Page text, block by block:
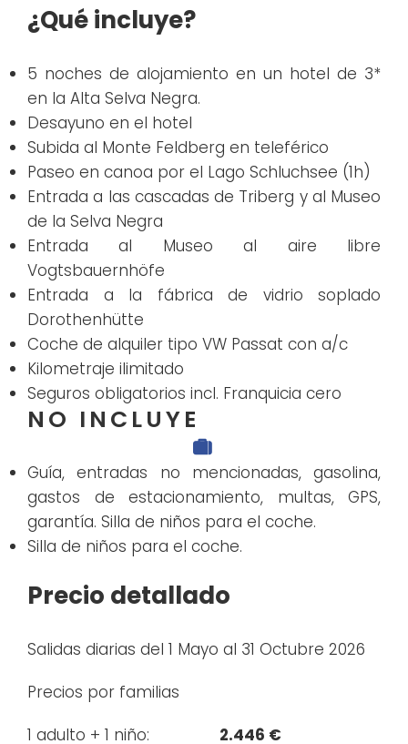
¿Qué incluye?
5 noches de alojamiento en un hotel de 3*
en la Alta Selva Negra.
Desayuno en el hotel
Subida al Monte Feldberg en teleférico
Paseo en canoa por el Lago Schluchsee (1h)
Entrada a las cascadas de Triberg y al Museo
de la Selva Negra
Entrada al Museo al aire libre
Vogtsbauernhöfe
Entrada a la fábrica de vidrio soplado
Dorothenhütte
Coche de alquiler tipo VW Passat con a/c
Kilometraje ilimitado
Seguros obligatorios incl. Franquicia cero
NO INCLUYE
Guía, entradas no mencionadas, gasolina,
gastos de estacionamiento, multas, GPS,
garantía. Silla de niños para el coche.
Silla de niños para el coche.
Precio detallado
Salidas diarias del 1 Mayo al 31 Octubre 2026
Precios por familias
1 adulto + 1 niño:
2.446 €